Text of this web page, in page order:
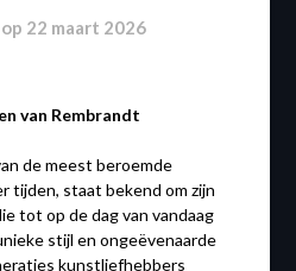
22 maart 2026
van Rembrandt
de meest beroemde
tijden, staat bekend om zijn
tot op de dag van vandaag
stijl en ongeëvenaarde
kunstliefhebbers